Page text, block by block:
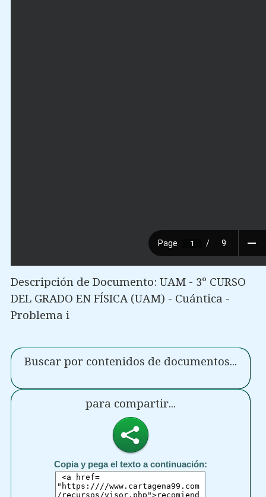
Descripción de Documento: UAM - 3º CURSO
DEL GRADO EN FÍSICA (UAM) - Cuántica -
Problema i
Buscar por contenidos de documentos...
para compartir...
Copia y pega el texto a continuación: